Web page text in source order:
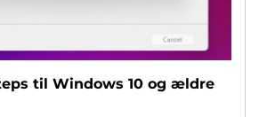
til Windows 10 og ældre